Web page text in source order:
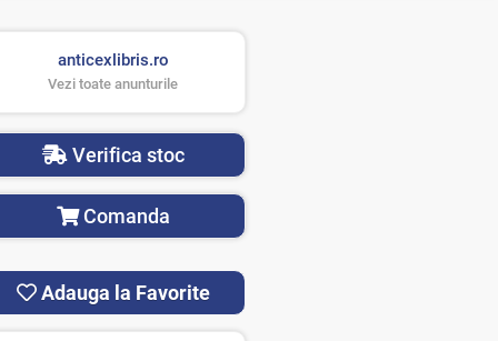
anticexlibris.ro
Vezi toate anunturile
Verifica stoc
Comanda
Adauga la Favorite